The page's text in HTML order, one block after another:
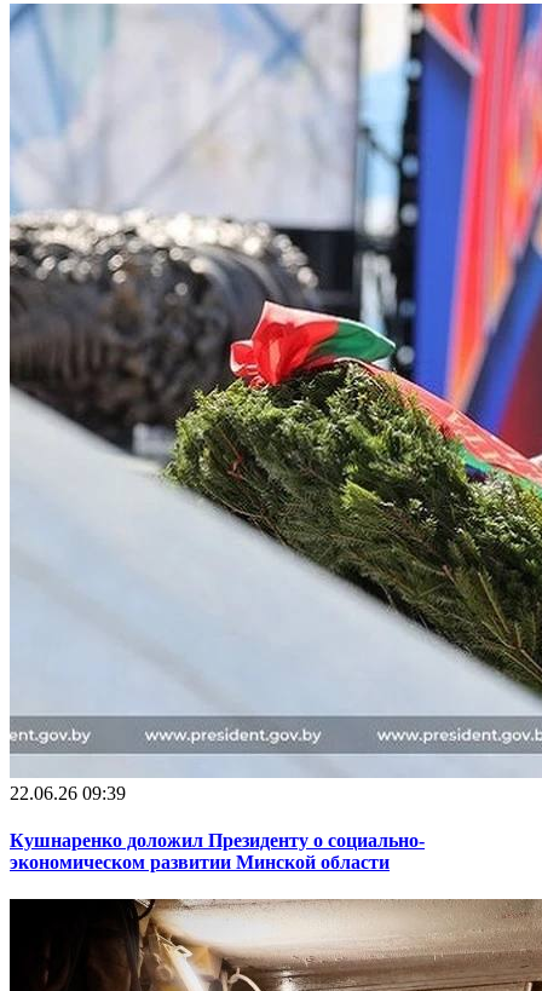
22.06.26 09:39
Кушнаренко доложил Президенту о социально-
экономическом развитии Минской области